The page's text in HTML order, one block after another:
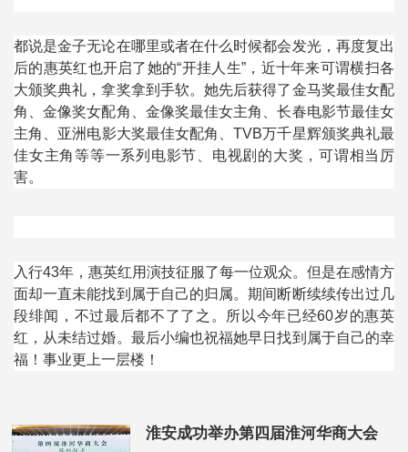
都说是金子无论在哪里或者在什么时候都会发光，再度复出
后的惠英红也开启了她的“开挂人生”，近十年来可谓横扫各
大颁奖典礼，拿奖拿到手软。她先后获得了金马奖最佳女配
角、金像奖女配角、金像奖最佳女主角、长春电影节最佳女
主角、亚洲电影大奖最佳女配角、TVB万千星辉颁奖典礼最
佳女主角等等一系列电影节、电视剧的大奖，可谓相当厉
害。
入行43年，惠英红用演技征服了每一位观众。但是在感情方
面却一直未能找到属于自己的归属。期间断断续续传出过几
段绯闻，不过最后都不了了之。所以今年已经60岁的惠英
红，从未结过婚。最后小编也祝福她早日找到属于自己的幸
福！事业更上一层楼！
淮安成功举办第四届淮河华商大会